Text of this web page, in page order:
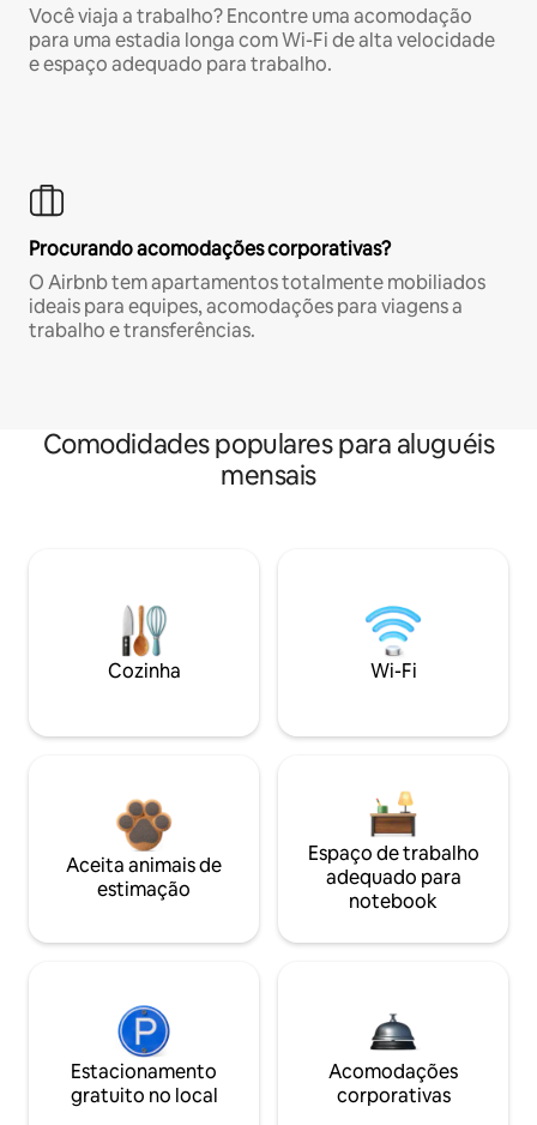
Você viaja a trabalho? Encontre uma acomodação
para uma estadia longa com Wi-Fi de alta velocidade
e espaço adequado para trabalho.
Procurando acomodações corporativas?
O Airbnb tem apartamentos totalmente mobiliados
ideais para equipes, acomodações para viagens a
trabalho e transferências.
Comodidades populares para aluguéis
mensais
Cozinha Wi-Fi
Aceita animais de
estimação
Espaço de trabalho
adequado para
notebook
Estacionamento
gratuito no local
Acomodações
corporativas